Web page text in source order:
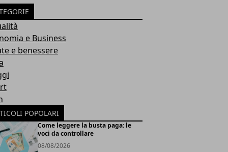
e Business
e benessere
POPOLARI
Come leggere la busta paga: le
voci da controllare
08/08/2026